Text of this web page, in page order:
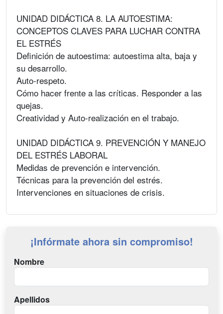
UNIDAD DIDÁCTICA 8. LA AUTOESTIMA:
CONCEPTOS CLAVES PARA LUCHAR CONTRA
EL ESTRÉS
Definición de autoestima: autoestima alta, baja y
su desarrollo.
Auto-respeto.
Cómo hacer frente a las críticas. Responder a las
quejas.
Creatividad y Auto-realización en el trabajo.
UNIDAD DIDÁCTICA 9. PREVENCIÓN Y MANEJO
DEL ESTRÉS LABORAL
Medidas de prevención e intervención.
Técnicas para la prevención del estrés.
Intervenciones en situaciones de crisis.
¡Infórmate ahora sin compromiso!
Nombre
Apellidos